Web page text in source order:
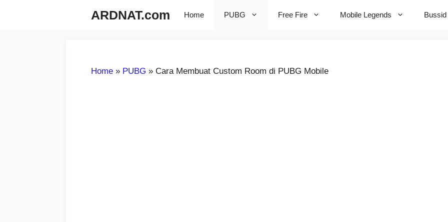
ARDNAT.com Home PUBG Free Fire Mobile Legends Bussid
Home » PUBG » Cara Membuat Custom Room di PUBG Mobile